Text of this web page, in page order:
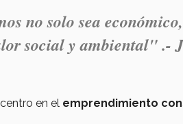
no solo sea
social y ambiental" .-
en el emprendimiento